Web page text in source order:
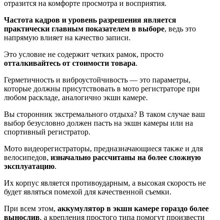
отразится на комфорте просмотра и восприятия.
Частота кадров и уровень разрешения является
практически главным показателем в выборе, ведь это
напрямую влияет на качество записи.
Это условие не содержит четких рамок, просто
отталкивайтесь от стоимости товара.
Герметичность и виброустойчивость — это параметры,
которые должны присутствовать в мото регистраторе при
любом раскладе, аналогично экшн камере.
Вы сторонник экстремального отдыха? В таком случае ваш
выбор безусловно должен пасть на экшн камеры или на
спортивный регистратор.
Мото видеорегистраторы, предназначающиеся также и для
велосипедов, изначально рассчитаны на более сложную
эксплуатацию.
Их корпус является противоударным, а высокая скорость не
будет являться помехой для качественной съемки.
При всем этом, аккумулятор в экшн камере гораздо более
вынослив, а крепления простого типа помогут произвести